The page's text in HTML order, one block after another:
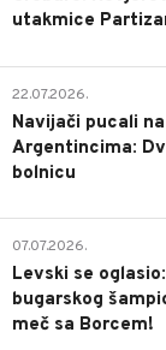
utakmice
22.07.2026.
Navijači pucali
Argentincima:
bolnicu
07.07.2026.
Levski se
bugarskog
meč sa Borcem!